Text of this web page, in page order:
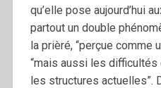
qu’elle pose aujourd’hui
partout un double
la prièré, “perçue comme
“mais aussi les
les structures actuelles”.